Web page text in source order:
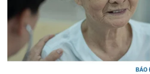
Kinh tế
Bất động sản
Thị trường
Giá vàng
Tiêu dùng